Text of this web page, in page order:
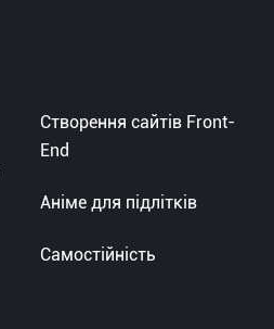
Створення сайтів Front-
End
Аніме для підлітків
Самостійність